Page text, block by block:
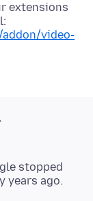
extensions
video-
stopped